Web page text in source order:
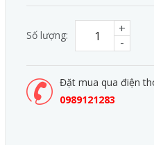
Số lượng: -
+
Đặt mua qua điện
0989121283